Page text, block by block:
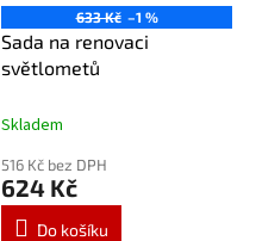
633 Kč –1 %
Sada na renovaci
světlometů
Skladem
516 Kč bez DPH
624 Kč
Do košíku